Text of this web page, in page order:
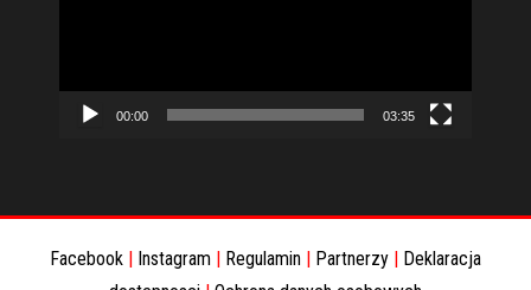
00:00 03:35
Facebook | Instagram | Regulamin | Partnerzy | Deklaracja